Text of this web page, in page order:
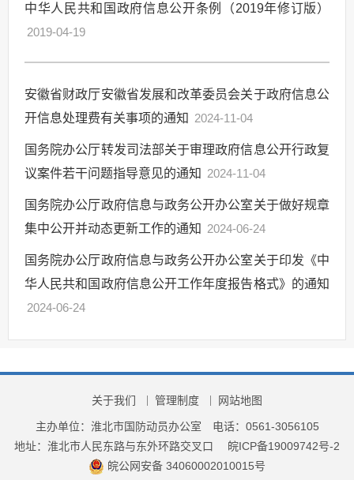
中华人民共和国政府信息公开条例（2019年修订版）
2019-04-19
安徽省财政厅安徽省发展和改革委员会关于政府信息公
开信息处理费有关事项的通知 2024-11-04
国务院办公厅转发司法部关于审理政府信息公开行政复
议案件若干问题指导意见的通知 2024-11-04
国务院办公厅政府信息与政务公开办公室关于做好规章
集中公开并动态更新工作的通知 2024-06-24
国务院办公厅政府信息与政务公开办公室关于印发《中
华人民共和国政府信息公开工作年度报告格式》的通知
2024-06-24
关于我们 管理制度 网站地图
主办单位：淮北市国防动员办公室
电话：0561-3056105
地址：淮北市人民东路与东外环路交叉口
皖ICP备19009742号-2
皖公网安备 34060002010015号